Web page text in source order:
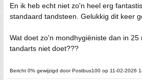
En ik heb echt niet zo'n heel erg
standaard tandsteen. Gelukkig dit keer
Wat doet zo'n mondhygiëniste dan in 25
tandarts niet doet???
Bericht 0% gewijzigd door Postbus100 op 11-02-2026